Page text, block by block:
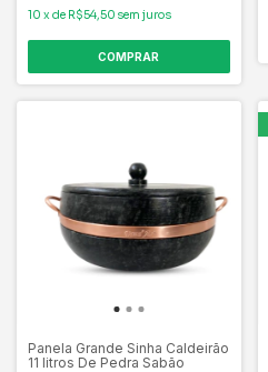
10 xde R$54,50 sem juros
COMPRAR
Panela Grande Sinha Caldeirão
11 litros De Pedra Sabão